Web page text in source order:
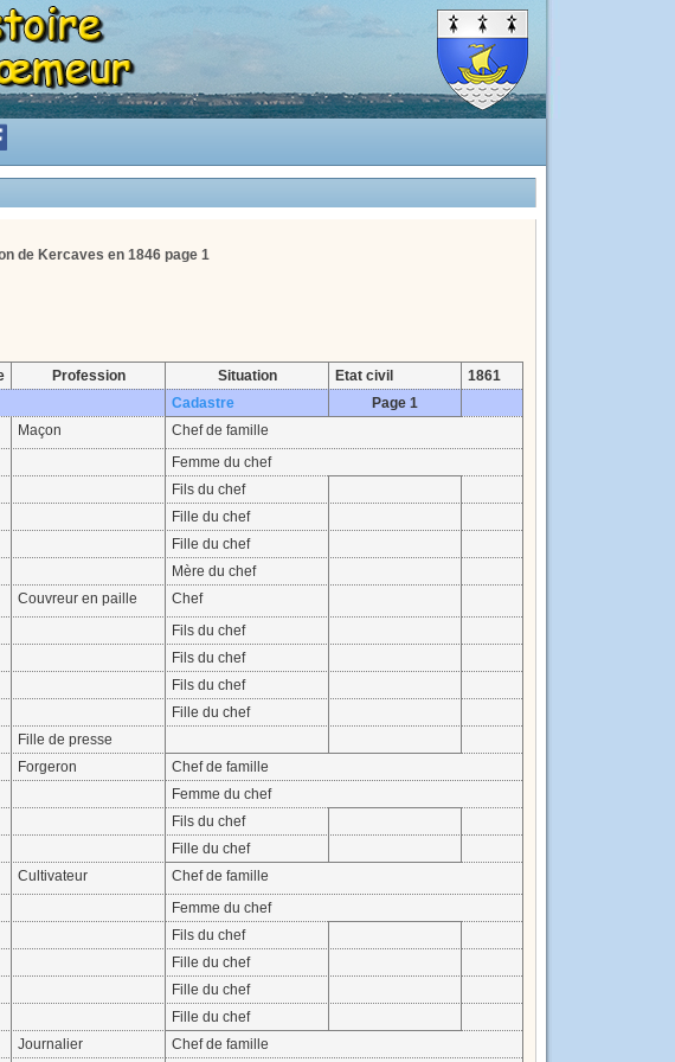
de Kercaves en 1846 page 1
Profession Situation Etat civil
1861
Cadastre
Page 1
Maçon
Chef de famille
Femme du chef
Fils du chef
Fille du chef
Fille du chef
Mère du chef
Couvreur en paille
Chef
Fils du chef
Fils du chef
Fils du chef
Fille du chef
Fille de presse
Forgeron
Chef de famille
Femme du chef
Fils du chef
Fille du chef
Cultivateur
Chef de famille
Femme du chef
Fils du chef
Fille du chef
Fille du chef
Fille du chef
Journalier Chef de famille